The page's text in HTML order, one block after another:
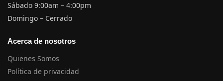
Sábado 9:00am – 4:00pm
Domingo – Cerrado
Acerca de nosotros
Quienes Somos
Política de privacidad